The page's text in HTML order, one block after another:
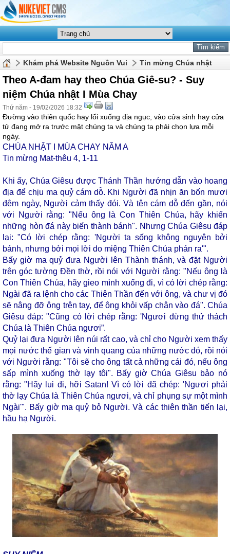
Khám phá Website Nguồn Vui Tin mừng Chúa nhật
Theo A-đam hay theo Chúa Giê-su? - Suy
niệm Chúa nhật I Mùa Chay
Thứ năm - 19/02/2026 18:32
Đường vào thiên quốc hay lối xuống địa ngục, vào cửa sinh hay cửa
tử đang mở ra trước mặt chúng ta và chúng ta phải chọn lựa mỗi
ngày.
CHÚA NHẬT I MÙA CHAY NĂM A
Tin mừng Mat-thêu 4, 1-11
Khi ấy, Chúa Giêsu được Thánh Thần hướng dẫn vào hoang
địa để chịu ma quỷ cám dỗ. Khi Người đã nhịn ăn bốn mươi
đêm ngày, Người cảm thấy đói. Và tên cám dỗ đến gần, nói
với Người rằng: "Nếu ông là Con Thiên Chúa, hãy khiến
những hòn đá này biến thành bánh". Nhưng Chúa Giêsu đáp
lại: "Có lời chép rằng: 'Người ta sống không nguyên bởi
bánh, nhưng bởi mọi lời do miệng Thiên Chúa phán ra'".
Bấy giờ ma quỷ đưa Người lên Thành thánh, và đặt Người
trên góc tường Đền thờ, rồi nói với Người rằng: "Nếu ông là
Con Thiên Chúa, hãy gieo mình xuống đi, vì có lời chép rằng:
Ngài đã ra lệnh cho các Thiên Thần đến với ông, và chư vị đó
sẽ nâng đỡ ông trên tay, để ông khỏi vấp chân vào đá". Chúa
Giêsu đáp: "Cũng có lời chép rằng: 'Ngươi đừng thử thách
Chúa là Thiên Chúa ngươi”.
Quỷ lại đưa Người lên núi rất cao, và chỉ cho Người xem thấy
mọi nước thế gian và vinh quang của những nước đó, rồi nói
với Người rằng: "Tôi sẽ cho ông tất cả những cái đó, nếu ông
sấp mình xuống thờ lạy tôi". Bấy giờ Chúa Giêsu bảo nó
rằng: "Hãy lui đi, hỡi Satan! Vì có lời đã chép: 'Ngươi phải
thờ lạy Chúa là Thiên Chúa ngươi, và chỉ phụng sự một mình
Ngài'". Bấy giờ ma quỷ bỏ Người. Và các thiên thần tiến lại,
hầu hạ Người.